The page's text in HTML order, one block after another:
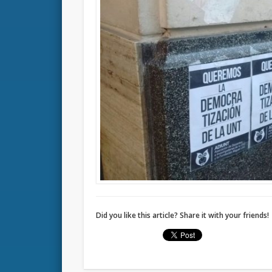
Did you like this article? Share it with your friends!